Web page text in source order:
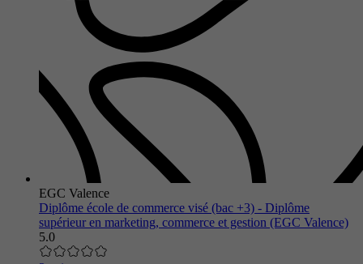
EGC Valence
Diplôme école de commerce visé (bac +3) - Diplôme
supérieur en marketing, commerce et gestion (EGC Valence)
5.0